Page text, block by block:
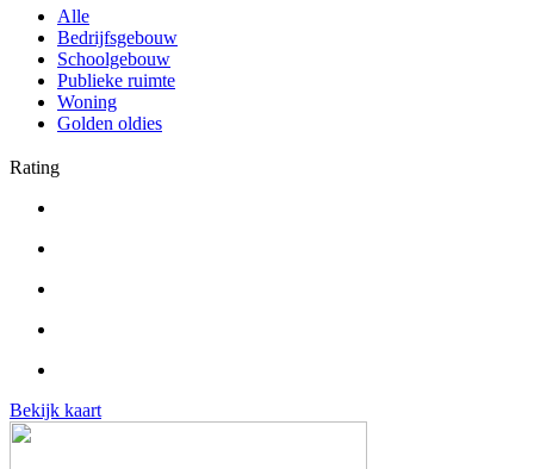
Alle
Bedrijfsgebouw
Schoolgebouw
Publieke ruimte
Woning
Golden oldies
Rating
Bekijk kaart